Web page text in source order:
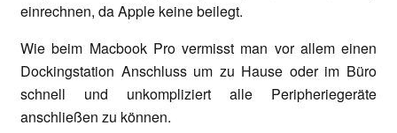
einrechnen, da Apple keine beilegt.
Wie beim Macbook Pro vermisst man vor allem einen
Dockingstation Anschluss um zu Hause oder im Büro
schnell und unkompliziert alle Peripheriegeräte
anschließen zu können.